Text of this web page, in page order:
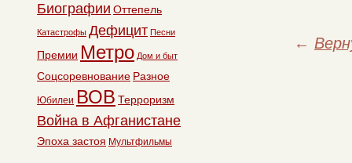
←
Биографии Оттепель
Катастрофы Дефицит Песни
Премии Метро Дом и быт
Соцсоревнование Разное
Юбилеи ВОВ Терроризм
Война в Афганистане
Эпоха застоя Мультфильмы